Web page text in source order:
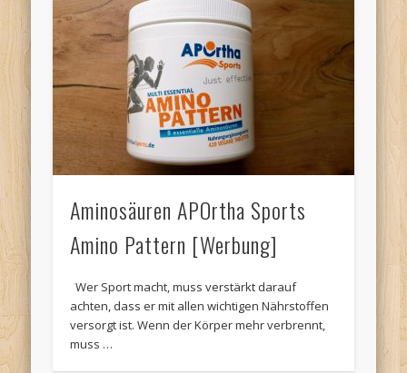
Aminosäuren APOrtha Sports
Amino Pattern [Werbung]
Wer Sport macht, muss verstärkt darauf
achten, dass er mit allen wichtigen Nährstoffen
versorgt ist. Wenn der Körper mehr verbrennt,
muss …